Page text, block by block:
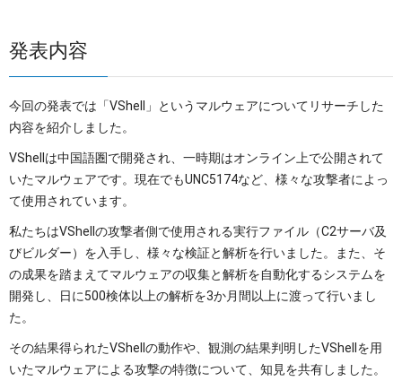
発表内容
今回の発表では「VShell」というマルウェアについてリサーチした
内容を紹介しました。
VShellは中国語圏で開発され、一時期はオンライン上で公開されて
いたマルウェアです。現在でもUNC5174など、様々な攻撃者によっ
て使用されています。
私たちはVShellの攻撃者側で使用される実行ファイル（C2サーバ及
びビルダー）を入手し、様々な検証と解析を行いました。また、そ
の成果を踏まえてマルウェアの収集と解析を自動化するシステムを
開発し、日に500検体以上の解析を3か月間以上に渡って行いまし
た。
その結果得られたVShellの動作や、観測の結果判明したVShellを用
いたマルウェアによる攻撃の特徴について、知見を共有しました。